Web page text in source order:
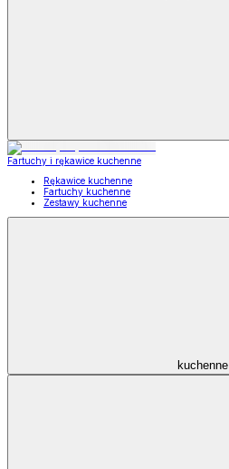
Fartuchy i rękawice kuchenne
Rękawice kuchenne
Fartuchy kuchenne
Zestawy kuchenne
kuchenne